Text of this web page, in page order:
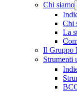
Chi siamo
Chi
La
Il Gruppo
Strumenti